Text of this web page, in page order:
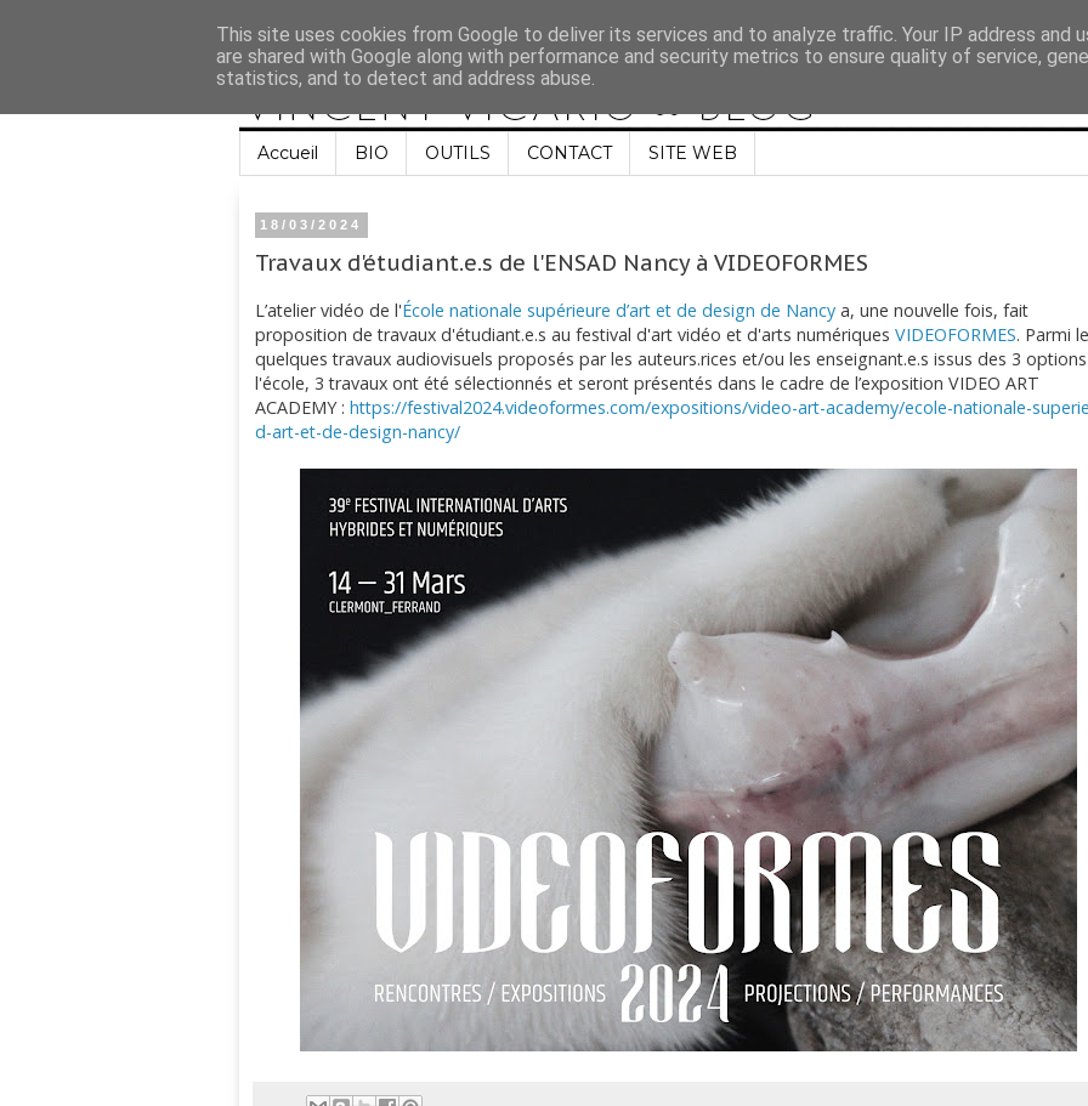
Accueil BIO OUTILS CONTACT SITE WEB
18/03/2024
Travaux d'étudiant.e.s de l'ENSAD Nancy à VIDEOFORMES
L’atelier vidéo de l'École nationale supérieure d’art et de design de Nancy a, une nouvelle fois, fait
proposition de travaux d'étudiant.e.s au festival d'art vidéo et d'arts numériques VIDEOFORMES. Parmi
quelques travaux audiovisuels proposés par les auteurs.rices et/ou les enseignant.e.s issus des 3
l'école, 3 travaux ont été sélectionnés et seront présentés dans le cadre de l’exposition VIDEO ART
ACADEMY : https://festival2024.videoformes.com/expositions/video-art-academy/ecole-nationale-
d-art-et-de-design-nancy/
This site uses cookies from Google to deliver its services and to analyze traffic. Your IP address and
are shared with Google along with performance and security metrics to ensure quality of service,
statistics, and to detect and address abuse.